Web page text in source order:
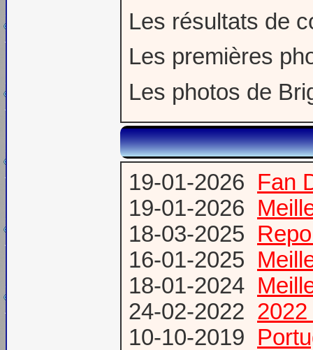
Les résultats de
Les premières
Les photos de
19-01-2026 Fan
19-01-2026
18-03-2025
16-01-2025
18-01-2024
24-02-2022
10-10-2019